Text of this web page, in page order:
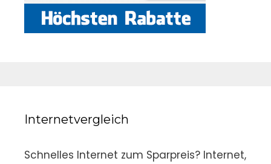
Internetvergleich
Schnelles Internet zum Sparpreis? Internet,